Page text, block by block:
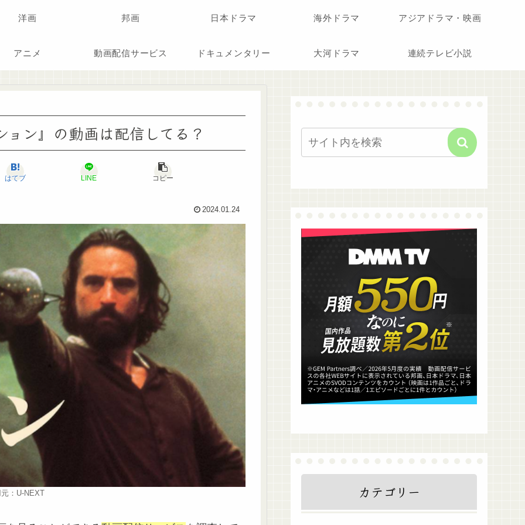
洋画 邦画 日本ドラマ 海外ドラマ アジアドラマ・映画
アニメ 動画配信サービス ドキュメンタリー 大河ドラマ 連続テレビ小説
ン』の動画は配信してる？
はてブ LINE コピー
2024.01.24
：U-NEXT カテゴリー